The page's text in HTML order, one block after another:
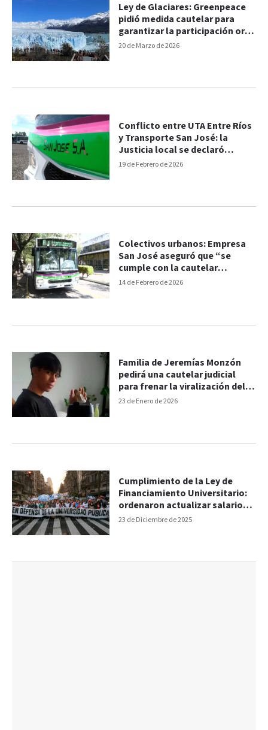
20 de Marzo de 2026
Ley de Glaciares: Greenpeace
pidió medida cautelar para
garantizar la participación oral
de 100 mil personas
19 de Febrero de 2026
Conflicto entre UTA Entre Ríos
y Transporte San José: la
Justicia local se declaró
competente
14 de Febrero de 2026
Colectivos urbanos: Empresa
San José aseguró que “se
cumple con la cautelar
vigente”
23 de Enero de 2026
Familia de Jeremías Monzón
pedirá una cautelar judicial
para frenar la viralización del
video del crimen
23 de Diciembre de 2025
Cumplimiento de la Ley de
Financiamiento Universitario:
ordenaron actualizar salarios
docentes y becas